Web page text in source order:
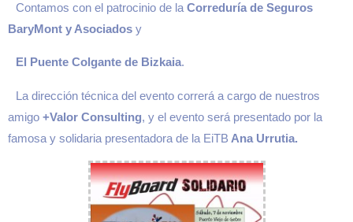
Contamos con el patrocinio de la Correduría de Seguros
BaryMont y Asociados y
El Puente Colgante de Bizkaia.
La dirección técnica del evento correrá a cargo de nuestros
amigo +Valor Consulting, y el evento será presentado por la
famosa y solidaria presentadora de la EiTB Ana Urrutia.